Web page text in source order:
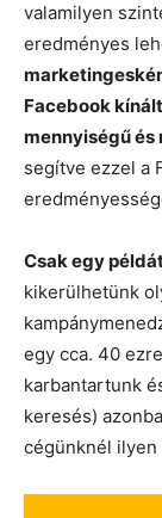
valamilyen
eredményes
Facebook
mennyiségű
segítve ezzel a
Csak egy
kikerülhetünk
egy cca. 40
karbantartunk
keresés)
cégünknél